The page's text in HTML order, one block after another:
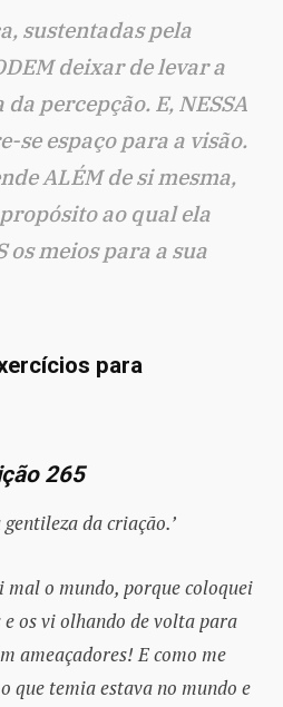
sustentadas pela
deixar de levar a
percepção. E, NESSA
se espaço para a visão.
ALÉM de si mesma,
ao qual ela
os meios para a sua
para
265
gentileza da criação.’
mal o mundo, porque coloquei
e os vi olhando de volta para
ameaçadores! E como me
que temia estava no mundo e